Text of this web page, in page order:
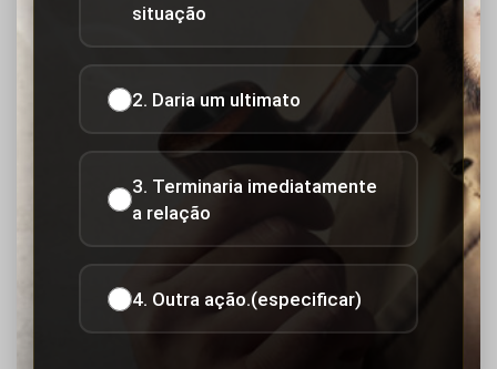
situação
2. Daria um ultimato
3. Terminaria imediatamente
a relação
4. Outra ação.(especificar)